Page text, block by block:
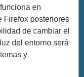
en
Firefox posteriores
de cambiar el
del entorno será
y